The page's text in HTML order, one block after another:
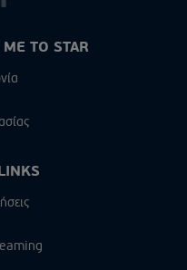
ΤΟ STAR